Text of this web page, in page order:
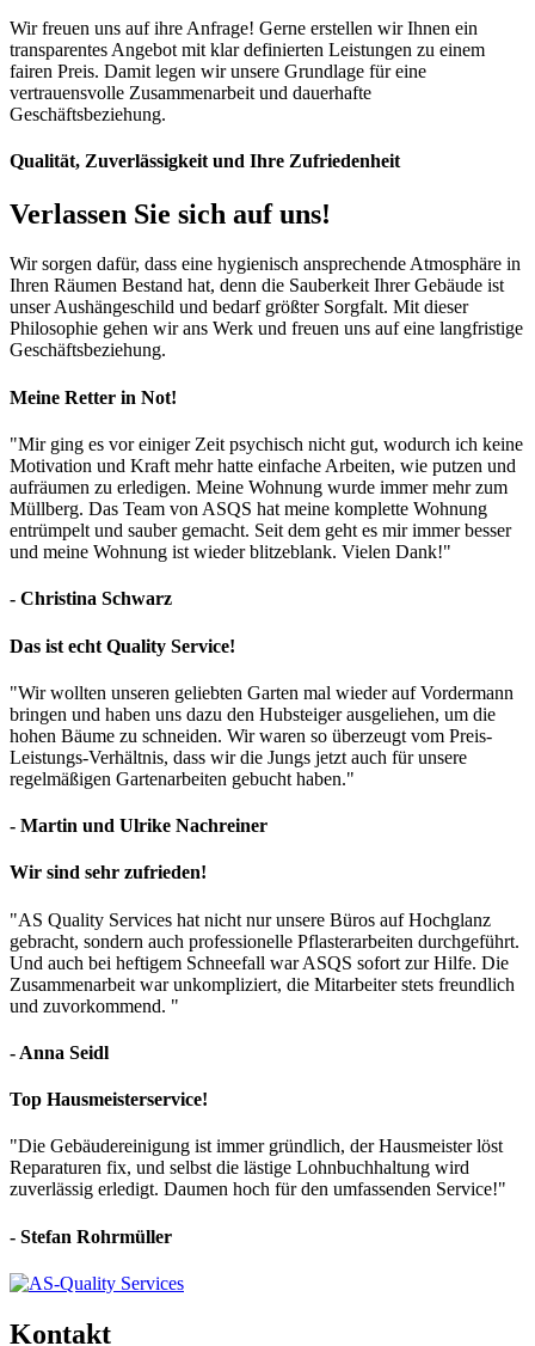
Wir freuen uns auf ihre Anfrage! Gerne erstellen wir Ihnen ein
transparentes Angebot mit klar definierten Leistungen zu einem
fairen Preis. Damit legen wir unsere Grundlage für eine
vertrauensvolle Zusammenarbeit und dauerhafte
Geschäftsbeziehung.
Qualität, Zuverlässigkeit und Ihre Zufriedenheit
Verlassen Sie sich auf uns!
Wir sorgen dafür, dass eine hygienisch ansprechende Atmosphäre in
Ihren Räumen Bestand hat, denn die Sauberkeit Ihrer Gebäude ist
unser Aushängeschild und bedarf größter Sorgfalt. Mit dieser
Philosophie gehen wir ans Werk und freuen uns auf eine langfristige
Geschäftsbeziehung.
Meine Retter in Not!
"Mir ging es vor einiger Zeit psychisch nicht gut, wodurch ich keine
Motivation und Kraft mehr hatte einfache Arbeiten, wie putzen und
aufräumen zu erledigen. Meine Wohnung wurde immer mehr zum
Müllberg. Das Team von ASQS hat meine komplette Wohnung
entrümpelt und sauber gemacht. Seit dem geht es mir immer besser
und meine Wohnung ist wieder blitzeblank. Vielen Dank!"
- Christina Schwarz
Das ist echt Quality Service!
"Wir wollten unseren geliebten Garten mal wieder auf Vordermann
bringen und haben uns dazu den Hubsteiger ausgeliehen, um die
hohen Bäume zu schneiden. Wir waren so überzeugt vom Preis-
Leistungs-Verhältnis, dass wir die Jungs jetzt auch für unsere
regelmäßigen Gartenarbeiten gebucht haben."
- Martin und Ulrike Nachreiner
Wir sind sehr zufrieden!
"AS Quality Services hat nicht nur unsere Büros auf Hochglanz
gebracht, sondern auch professionelle Pflasterarbeiten durchgeführt.
Und auch bei heftigem Schneefall war ASQS sofort zur Hilfe. Die
Zusammenarbeit war unkompliziert, die Mitarbeiter stets freundlich
und zuvorkommend. "
- Anna Seidl
Top Hausmeisterservice!
"Die Gebäudereinigung ist immer gründlich, der Hausmeister löst
Reparaturen fix, und selbst die lästige Lohnbuchhaltung wird
zuverlässig erledigt. Daumen hoch für den umfassenden Service!"
- Stefan Rohrmüller
Kontakt